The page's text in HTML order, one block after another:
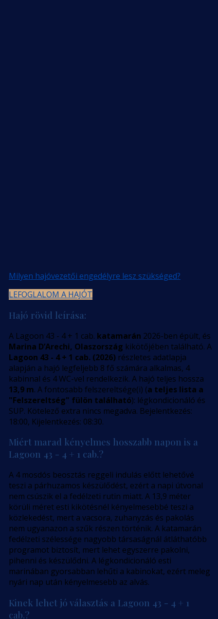
Milyen hajóvezetői engedélyre lesz szükséged?
LEFOGLALOM A HAJÓT
Hajó rövid leírása:
A Lagoon 43 - 4 + 1 cab. katamarán 2026-ben épült, és
Marina D’Arechi, Olaszország kikötőjében található. A
Lagoon 43 - 4 + 1 cab. (2026) részletes adatlapja
alapján a hajó legfeljebb 8 fő számára alkalmas, 4
kabinnal és 4 WC-vel rendelkezik. A hajó teljes hossza
13,9 m. A fontosabb felszereltsége(i) (a teljes lista a
"Felszereltség" fülön található): légkondicionáló és
SUP. Kötelező extra nincs megadva. Bejelentkezés:
18:00, Kijelentkezés: 08:30.
Miért marad kényelmes hosszabb napon is a
Lagoon 43 - 4 + 1 cab.?
A 4 mosdós beosztás reggeli indulás előtt lehetővé
teszi a párhuzamos készülődést, ezért a napi útvonal
nem csúszik el a fedélzeti rutin miatt. A 13,9 méter
körüli méret esti kikötésnél kényelmesebbé teszi a
közlekedést, mert a vacsora, zuhanyzás és pakolás
nem ugyanazon a szűk részen történik. A katamarán
fedélzeti szélessége nagyobb társaságnál átláthatóbb
programot biztosít, mert lehet egyszerre pakolni,
pihenni és készülődni. A légkondicionáló esti
marinában gyorsabban lehűti a kabinokat, ezért meleg
nyári nap után kényelmesebb az alvás.
Kinek lehet jó választás a Lagoon 43 - 4 + 1
cab.?